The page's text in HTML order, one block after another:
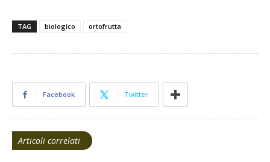
TAG biologico ortofrutta
Facebook Twitter
Articoli correlati